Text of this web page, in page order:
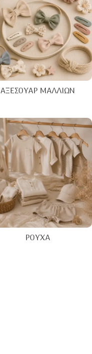
ΑΞΕΣΟΥΆΡ ΜΑΛΛΙΏΝ
ΡΟΎΧΑ